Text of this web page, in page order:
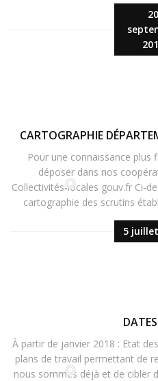
20
5
CARTOGRAPHIE
Pour une connaissance plus
déposer dans nos
Collectivités-locales gouv.fr Ci-
cartographie des scrutins
À partir de janvier 2018 : Etat
plans de travail permettant de
nous sommes déjà et de cibler